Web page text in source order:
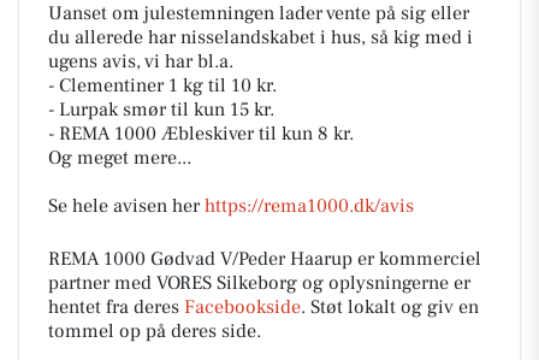
Uanset om julestemningen lader vente på sig eller
du allerede har nisselandskabet i hus, så kig med i
ugens avis, vi har bl.a.
- Clementiner 1 kg til 10 kr.
- Lurpak smør til kun 15 kr.
- REMA 1000 Æbleskiver til kun 8 kr.
Og meget mere...
Se hele avisen herhttps://rema1000.dk/avis
REMA 1000 Gødvad V/Peder Haarup er kommerciel
partner med VORES Silkeborg og oplysningerne er
hentet fra deres Facebookside. Støt lokalt og giv en
tommel op på deres side.